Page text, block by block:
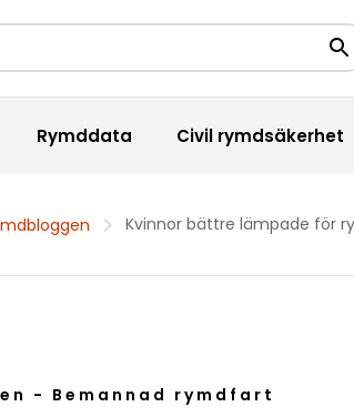
Rymddata Civil rymdsäkerhet
Kvinnor bättre lämpade för
- Bemannad rymdfart